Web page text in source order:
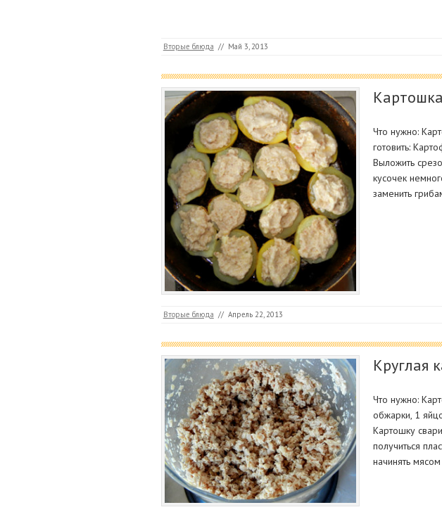
Вторые блюда // Май 3, 2013
Что нужно:
готовить:
Выложить
кусочек
заменить
Вторые блюда // Апрель 22, 2013
Круглая
Что нужно:
обжарки, 1
Картошку
получиться
начинять